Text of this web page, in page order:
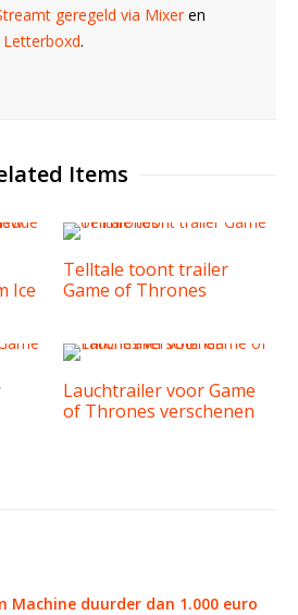
geregeld via Mixeren
.
Items
Ice
Telltale toont trailer
Game of Thrones
Lauchtrailer voor Game
of Thrones verschenen
Machine duurder dan 1.000 euro